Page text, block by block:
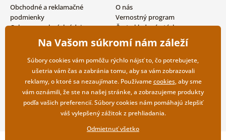
Obchodné a reklamačné
podmienky
Ochrana osobných údajov
Možnosti dopravy a platby
Vrátenie tovaru
O nás
Vernostný program
Často kladené otázky
Magazín
Kontakty
Veľkoobchodná spolupráca
Na Vašom súkromí nám záleží
Súbory cookies vám pomôžu rýchlo nájsť to, čo potrebujete,
ušetria vám čas a zabránia tomu, aby sa vám zobrazovali
reklamy, o ktoré sa nezaujímate. Používamecookies, aby sme
vám oznámili, že ste na našej stránke, a zobrazujeme produkty
podľa vašich preferencií. Súbory cookies nám pomáhajú zlepšiť
váš vylepšený zážitok z prehliadania.
Odmietnuť všetko